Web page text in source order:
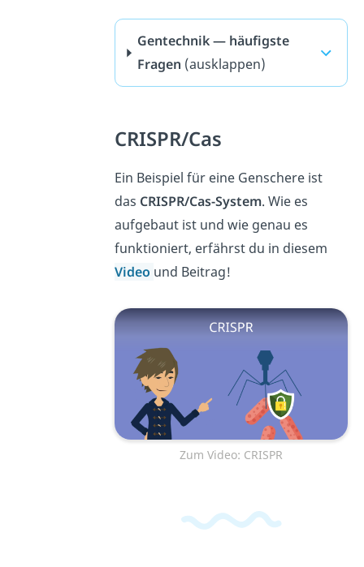
Gentechnik — häufigste
Fragen (ausklappen)
CRISPR/Cas
Ein Beispiel für eine Genschere ist
das CRISPR/Cas-System. Wie es
aufgebaut ist und wie genau es
funktioniert, erfährst du in diesem
Video und Beitrag!
Zum Video: CRISPR